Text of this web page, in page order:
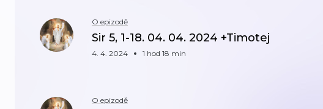
O epizodě
Sir 5, 1-18. 04. 04. 2024 +Timotej
4. 4. 2024 1 hod 18 min
O epizodě